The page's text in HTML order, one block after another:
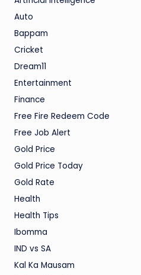
Auto
Bappam
Cricket
Dream11
Entertainment
Finance
Free Fire Redeem Code
Free Job Alert
Gold Price
Gold Price Today
Gold Rate
Health
Health Tips
Ibomma
IND vs SA
Kal Ka Mausam